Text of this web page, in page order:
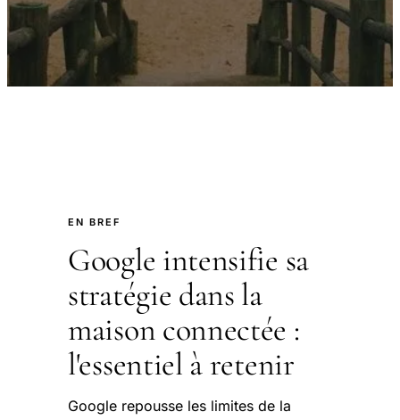
EN BREF
Google intensifie sa
stratégie dans la
maison connectée :
l'essentiel à retenir
Google repousse les limites de la